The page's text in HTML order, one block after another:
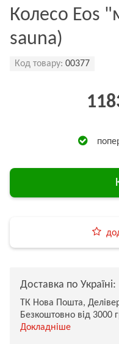
Колесо Eos
sauna)
Код товару: 00377
Доставка по Україні:
ТК Нова Пошта,
Безкоштовно від 3000
Докладніше